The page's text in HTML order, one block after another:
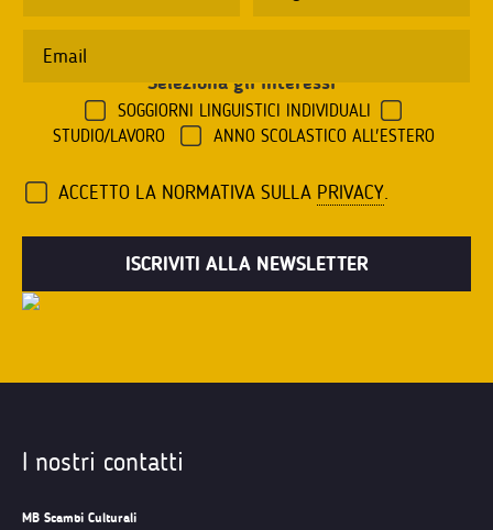
Seleziona gli interessi
SOGGIORNI LINGUISTICI INDIVIDUALI
STUDIO/LAVORO
ANNO SCOLASTICO ALL'ESTERO
ACCETTO LA NORMATIVA SULLA PRIVACY.
I nostri contatti
MB Scambi Culturali